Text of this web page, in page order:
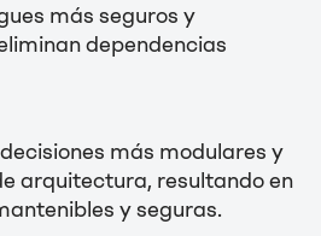
más seguros y
dependencias
más modulares y
arquitectura, resultando en
y seguras.